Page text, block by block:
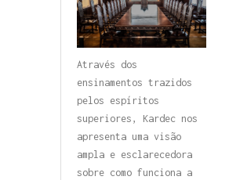
Através dos
ensinamentos trazidos
pelos espíritos
superiores, Kardec nos
apresenta uma visão
ampla e esclarecedora
sobre como funciona a